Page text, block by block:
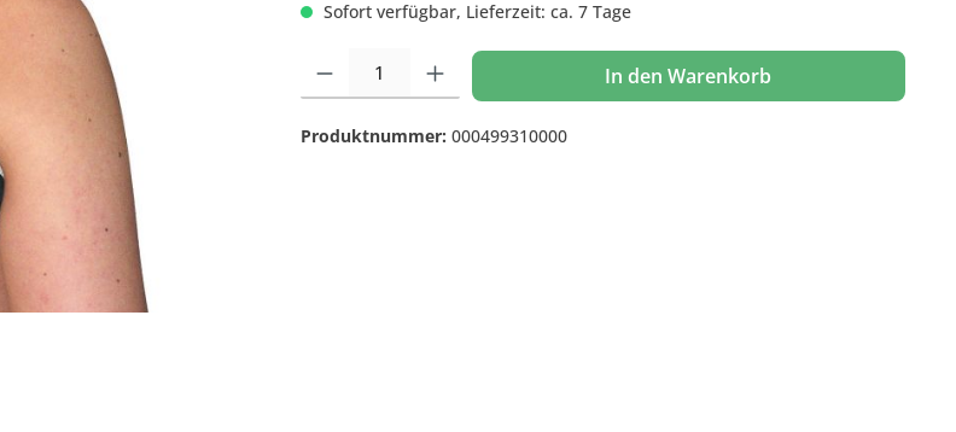
Sofort verfügbar, Lieferzeit: ca. 7 Tage
Produkt Anzahl: Gib den gewünschten Wert ein oder benutze die Schaltflächen um die
In den Warenkorb
Produktnummer: 000499310000